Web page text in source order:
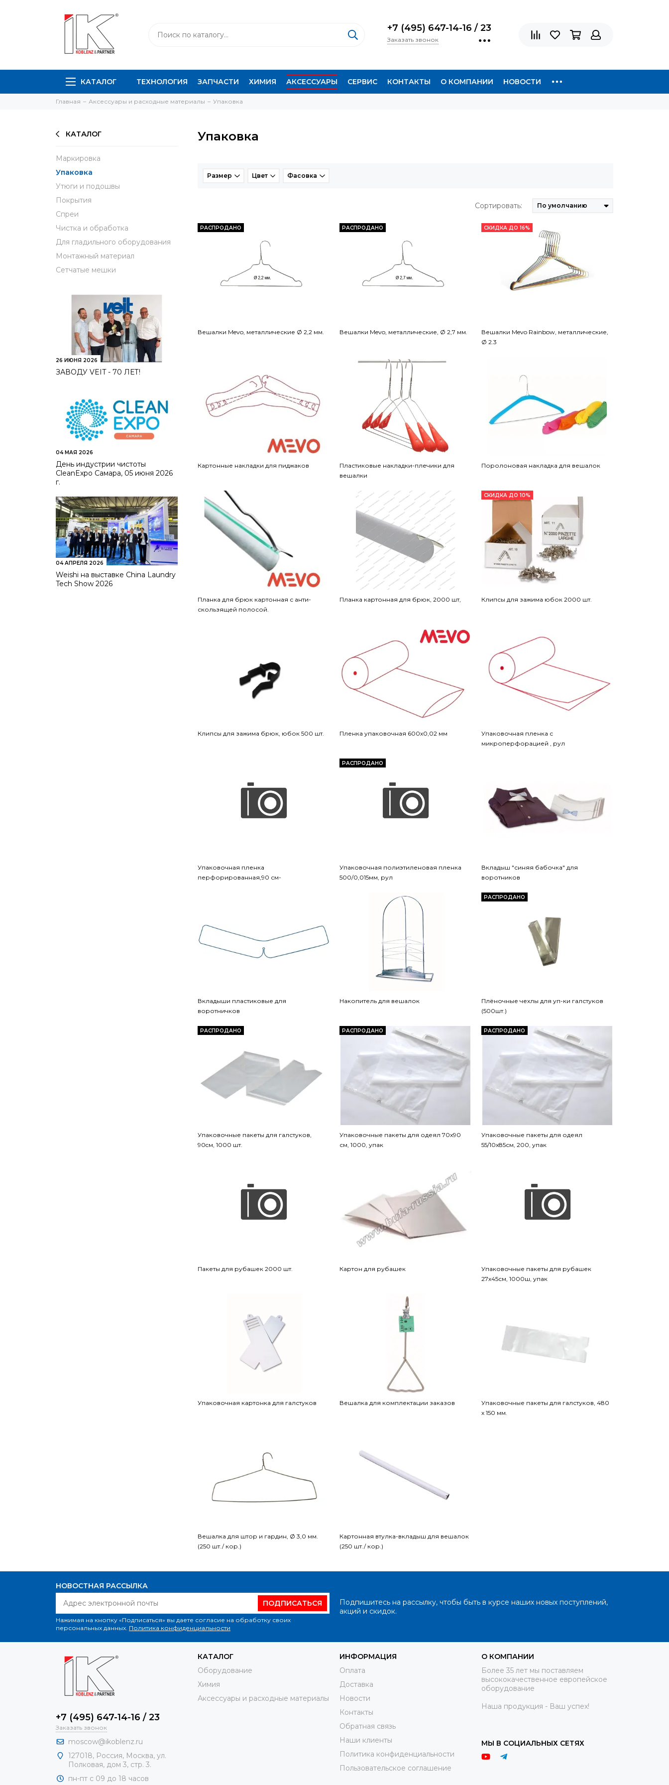
+7 (495) 647-14-16 / 23
Заказать звонок
КАТАЛОГ ТЕХНОЛОГИЯ ЗАПЧАСТИ ХИМИЯ АКСЕССУАРЫ СЕРВИС КОНТАКТЫ О КОМПАНИИ НОВОСТИ
Главная Аксессуары и расходные материалы Упаковка
КАТАЛОГ
Маркировка
Упаковка
Утюги и подошвы
Покрытия
Спреи
Чистка и обработка
Для гладильного оборудования
Монтажный материал
Сетчатые мешки
26 ИЮНЯ 2026
ЗАВОДУ VEIT - 70 ЛЕТ!
04 МАЯ 2026
День индустрии чистоты
CleanExpo Самара, 05 июня 2026
г.
04 АПРЕЛЯ 2026
Weishi на выставке China Laundry
Tech Show 2026
Упаковка
Размер Цвет Фасовка
Сортировать:
РАСПРОДАНО
Вешалки Mevo, металлические Ø 2,2 мм.
РАСПРОДАНО
Вешалки Mevo, металлические, Ø 2,7 мм.
СКИДКА ДО 16%
Вешалки Mevo Rainbow, металлические,
Ø 2.3
Картонные накладки для пиджаков
Пластиковые накладки-плечики для
вешалки
Поролоновая накладка для вешалок
Планка для брюк картонная с анти-
скользящей полосой.
Планка картонная для брюк, 2000 шт,
СКИДКА ДО 10%
Клипсы для зажима юбок 2000 шт.
Клипсы для зажима брюк, юбок 500 шт. Пленка упаковочная 600х0,02 мм
Упаковочная пленка с
микроперфорацией , рул
Упаковочная пленка
перфорированная,90 см-
РАСПРОДАНО
Упаковочная полиэтиленовая пленка
500/0,015мм, рул
Вкладыш "синяя бабочка" для
воротников
Вкладыши пластиковые для
воротничков
Накопитель для вешалок
РАСПРОДАНО
Плёночные чехлы для уп-ки галстуков
(500шт.)
РАСПРОДАНО
Упаковочные пакеты для галстуков,
90cм, 1000 шт.
РАСПРОДАНО
Упаковочные пакеты для одеял 70х90
см, 1000, упак
РАСПРОДАНО
Упаковочные пакеты для одеял
55/10х85см, 200, упак
Пакеты для рубашек 2000 шт. Картон для рубашек
Упаковочные пакеты для рубашек
27х45см, 1000ш, упак
Упаковочная картонка для галстуков Вешалка для комплектации заказов
Упаковочные пакеты для галстуков, 480
х 150 мм.
Вешалка для штор и гардин, Ø 3,0 мм.
(250 шт./ кор.)
Картонная втулка-вкладыш для вешалок
(250 шт./ кор.)
НОВОСТНАЯ РАССЫЛКА
ПОДПИСАТЬСЯ
Нажимая на кнопку «Подписаться» вы даете согласие на обработку своих
персональных данных. Политика конфиденциальности
Подпишитесь на рассылку, чтобы быть в курсе наших новых поступлений,
акций и скидок.
+7 (495) 647-14-16 / 23
Заказать звонок
moscow@ikoblenz.ru
127018, Россия, Москва, ул.
Полковая, дом 3, стр. 3.
пн-пт с 09 до 18 часов
КАТАЛОГ
Оборудование
Химия
Аксессуары и расходные материалы
ИНФОРМАЦИЯ
Оплата
Доставка
Новости
Контакты
Обратная связь
Наши клиенты
Политика конфиденциальности
Пользовательское соглашение
О КОМПАНИИ
Более 35 лет мы поставляем
высококачественное европейское
оборудование
Наша продукция - Ваш успех!
МЫ В СОЦИАЛЬНЫХ СЕТЯХ